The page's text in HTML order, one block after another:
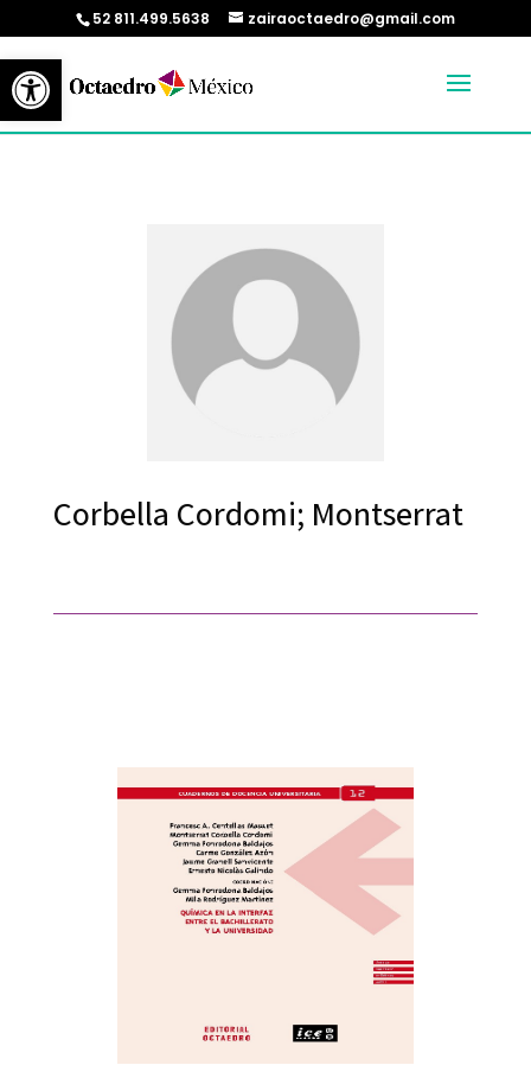
Abrir barra de herramientas
52 811.499.5638 zairaoctaedro@gmail.com
Corbella Cordomi; Montserrat